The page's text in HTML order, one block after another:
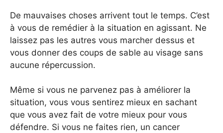
De mauvaises choses arrivent tout le temps. C’est
à vous de remédier à la situation en agissant. Ne
laissez pas les autres vous marcher dessus et
vous donner des coups de sable au visage sans
aucune répercussion.
Même si vous ne parvenez pas à améliorer la
situation, vous vous sentirez mieux en sachant
que vous avez fait de votre mieux pour vous
défendre. Si vous ne faites rien, un cancer